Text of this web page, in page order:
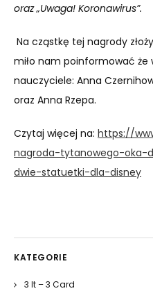
oraz „Uwaga! Koronawirus”.
Na cząstkę tej nagrody
miło nam poinformować że
nauczyciele: Anna
oraz Anna Rzepa.
Czytaj więcej na: https://
nagroda-tytanowego-oka-
dwie-statuetki-dla-disney
KATEGORIE
3 It – 3 Card